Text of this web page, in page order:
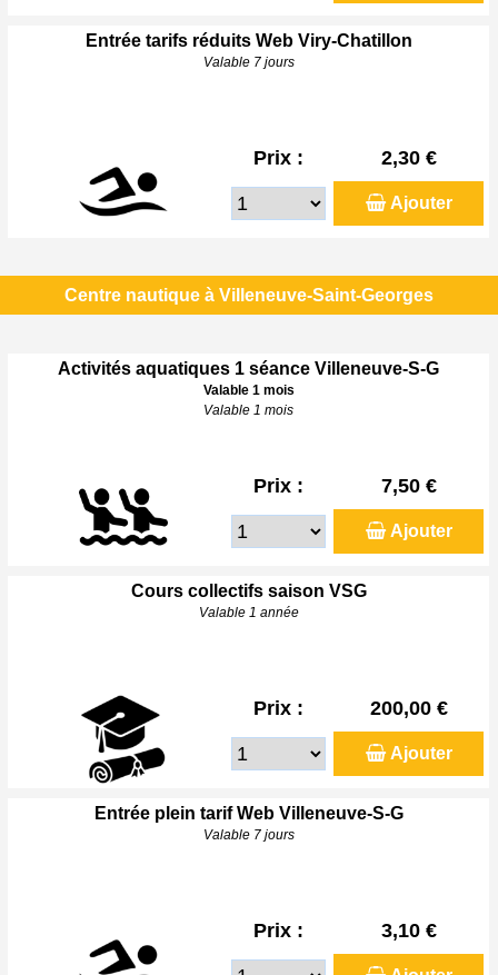
Entrée tarifs réduits Web Viry-Chatillon
Valable 7 jours
Prix : 2,30 €
Ajouter
Centre nautique à Villeneuve-Saint-Georges
Activités aquatiques 1 séance Villeneuve-S-G
Valable 1 mois
Valable 1 mois
Prix : 7,50 €
Ajouter
Cours collectifs saison VSG
Valable 1 année
Prix : 200,00 €
Ajouter
Entrée plein tarif Web Villeneuve-S-G
Valable 7 jours
Prix : 3,10 €